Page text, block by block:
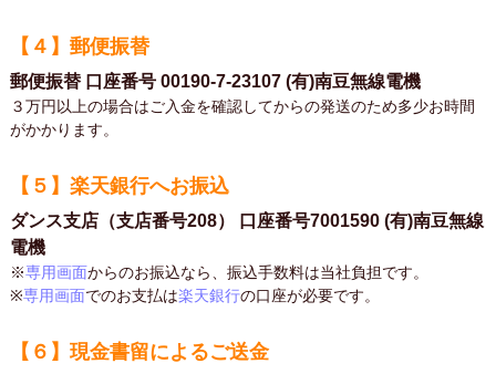
【４】郵便振替
郵便振替 口座番号 00190-7-23107 (有)南豆無線電機
３万円以上の場合はご入金を確認してからの発送のため多少お時間
がかかります。
【５】楽天銀行へお振込
ダンス支店（支店番号208） 口座番号7001590 (有)南豆無線
電機
※専用画面からのお振込なら、振込手数料は当社負担です。
※専用画面でのお支払は楽天銀行の口座が必要です。
【６】現金書留によるご送金